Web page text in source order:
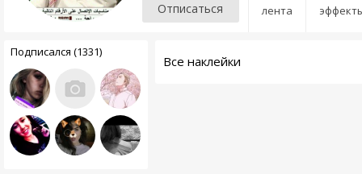
лента
Отписаться
Подписался (1331)
Все наклейки